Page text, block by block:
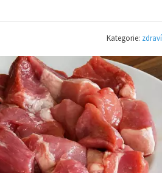
Kategorie: zdraví